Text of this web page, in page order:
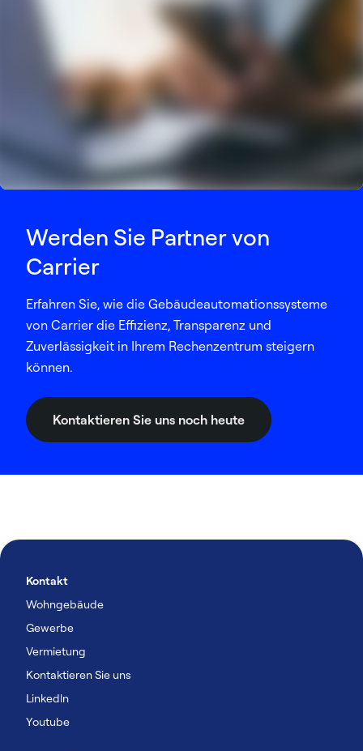
Werden Sie Partner von
Carrier
Erfahren Sie, wie die Gebäudeautomationssysteme
von Carrier die Effizienz, Transparenz und
Zuverlässigkeit in Ihrem Rechenzentrum steigern
können.
Kontaktieren Sie uns noch heute
Kontakt
Wohngebäude
Gewerbe
Vermietung
Kontaktieren Sie uns
Linkedln
Youtube